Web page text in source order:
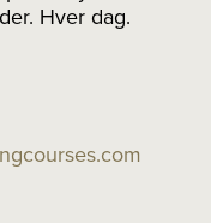
Hver dag.